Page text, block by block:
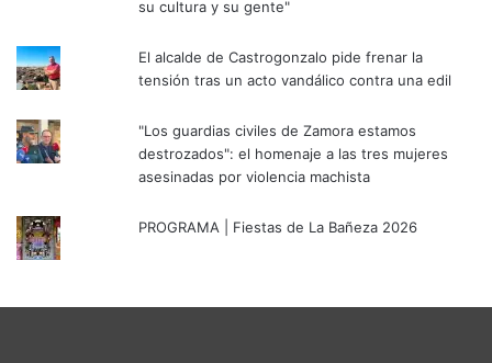
su cultura y su gente"
El alcalde de Castrogonzalo pide frenar la
tensión tras un acto vandálico contra una edil
"Los guardias civiles de Zamora estamos
destrozados": el homenaje a las tres mujeres
asesinadas por violencia machista
PROGRAMA | Fiestas de La Bañeza 2026